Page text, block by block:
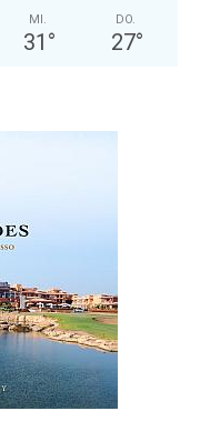
MI.
31 °
DO.
27°